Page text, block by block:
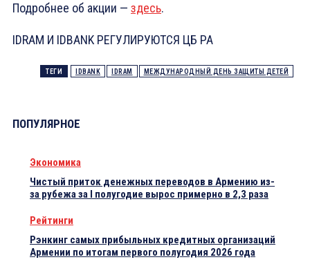
Подробнее об акции — здесь.
IDRAM И IDBANK РЕГУЛИРУЮТСЯ ЦБ РА
ТЕГИ IDBANK IDRAM МЕЖДУНАРОДНЫЙ ДЕНЬ ЗАЩИТЫ ДЕТЕЙ
ПОПУЛЯРНОЕ
Экономика
Чистый приток денежных переводов в Армению из-
за рубежа за I полугодие вырос примерно в 2,3 раза
Рейтинги
Рэнкинг самых прибыльных кредитных организаций
Армении по итогам первого полугодия 2026 года